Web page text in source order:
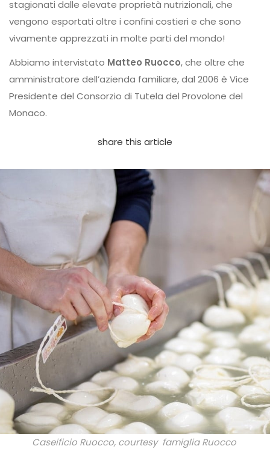
stagionati dalle elevate proprietà nutrizionali, che
vengono esportati oltre i confini costieri e che sono
vivamente apprezzati in molte parti del mondo!
Abbiamo intervistato Matteo Ruocco, che oltre che
amministratore dell’azienda familiare, dal 2006 è Vice
Presidente del Consorzio di Tutela del Provolone del
Monaco.
share this article
Caseificio Ruocco, courtesy famiglia Ruocco